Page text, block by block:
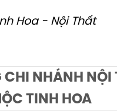
Hoa - Nội Thất
CHI NHÁNH NỘI
TINH HOA